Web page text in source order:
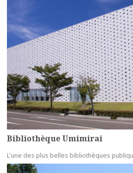
Bibliothèque Umimirai
L'une des plus belles bibliothèques
more